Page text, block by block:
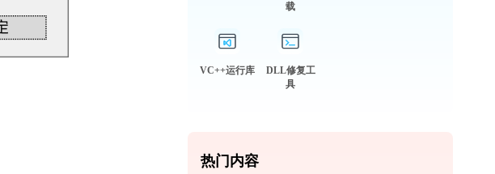
载
VC++运行库
DLL修复工
具
热门内容